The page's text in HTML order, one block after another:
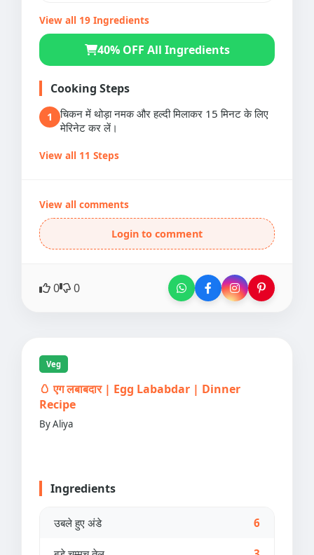
View all 19 Ingredients
40% OFF All Ingredients
Cooking Steps
1
चिकन में थोड़ा नमक और हल्दी मिलाकर 15 मिनट के लिए
मेरिनेट कर लें।
View all 11 Steps
View all comments
Login to comment
0 0
Veg
🥚 एग लबाबदार | Egg Lababdar | Dinner
Recipe
By Aliya
Ingredients
उबले हुए अंडे 6